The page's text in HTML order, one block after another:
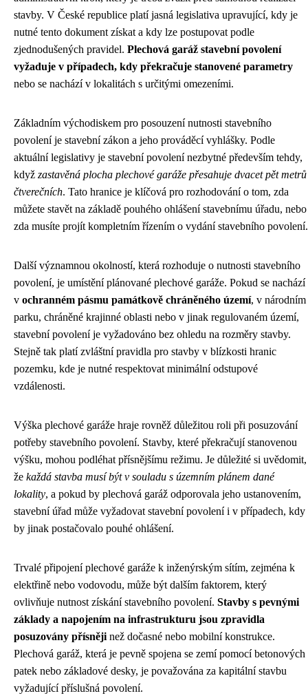
stavby. V České republice platí jasná legislativa upravující, kdy je
nutné tento dokument získat a kdy lze postupovat podle
zjednodušených pravidel. Plechová garáž stavební povolení
vyžaduje v případech, kdy překračuje stanovené parametry
nebo se nachází v lokalitách s určitými omezeními.
Základním východiskem pro posouzení nutnosti stavebního
povolení je stavební zákon a jeho prováděcí vyhlášky. Podle
aktuální legislativy je stavební povolení nezbytné především tehdy,
když zastavěná plocha plechové garáže přesahuje dvacet pět metrů
čtverečních. Tato hranice je klíčová pro rozhodování o tom, zda
můžete stavět na základě pouhého ohlášení stavebnímu úřadu, nebo
zda musíte projít kompletním řízením o vydání stavebního povolení.
Další významnou okolností, která rozhoduje o nutnosti stavebního
povolení, je umístění plánované plechové garáže. Pokud se nachází
v ochranném pásmu památkově chráněného území, v národním
parku, chráněné krajinné oblasti nebo v jinak regulovaném území,
stavební povolení je vyžadováno bez ohledu na rozměry stavby.
Stejně tak platí zvláštní pravidla pro stavby v blízkosti hranic
pozemku, kde je nutné respektovat minimální odstupové
vzdálenosti.
Výška plechové garáže hraje rovněž důležitou roli při posuzování
potřeby stavebního povolení. Stavby, které překračují stanovenou
výšku, mohou podléhat přísnějšímu režimu. Je důležité si uvědomit,
že každá stavba musí být v souladu s územním plánem dané
lokality, a pokud by plechová garáž odporovala jeho ustanovením,
stavební úřad může vyžadovat stavební povolení i v případech, kdy
by jinak postačovalo pouhé ohlášení.
Trvalé připojení plechové garáže k inženýrským sítím, zejména k
elektřině nebo vodovodu, může být dalším faktorem, který
ovlivňuje nutnost získání stavebního povolení. Stavby s pevnými
základy a napojením na infrastrukturu jsou zpravidla
posuzovány přísněji než dočasné nebo mobilní konstrukce.
Plechová garáž, která je pevně spojena se zemí pomocí betonových
patek nebo základové desky, je považována za kapitální stavbu
vyžadující příslušná povolení.